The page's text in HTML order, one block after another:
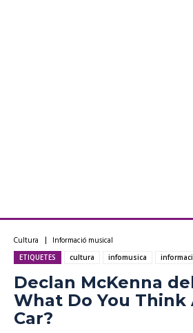
Cultura Informació musical
ETIQUETES cultura infomusica
Declan McKenna
What Do You Think
Car?